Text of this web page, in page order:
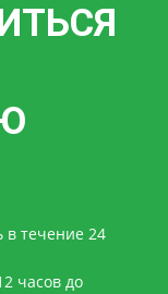
в течение 24
часов до